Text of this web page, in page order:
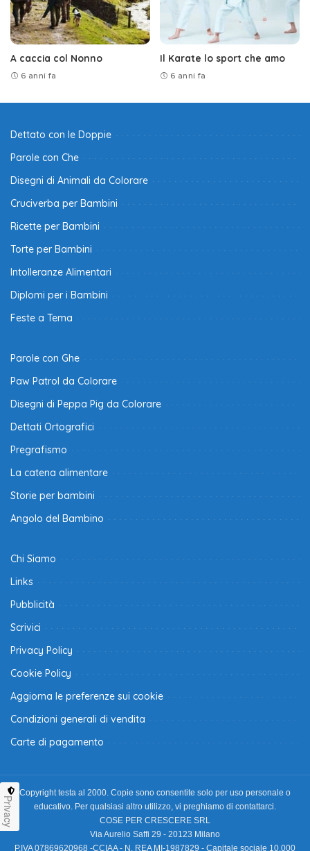
A caccia col Nonno
6 anni fa
Il Karate lo sport che amo
6 anni fa
Dettato con le Doppie
Parole con Che
Disegni di Animali da Colorare
Cruciverba per Bambini
Ricette per Bambini
Torte per Bambini
Intolleranze Alimentari
Diplomi per i Bambini
Feste a Tema
Parole con Ghe
Paw Patrol da Colorare
Disegni di Peppa Pig da Colorare
Dettati Ortografici
Pregrafismo
La catena alimentare
Storie per bambini
Angolo del Bambino
Chi Siamo
Links
Pubblicità
Scrivici
Privacy Policy
Cookie Policy
Aggiorna le preferenze sui cookie
Condizioni generali di vendita
Carte di pagamento
Copyright testa al 2000. Copie sono consentite solo per uso personale o
educativo. Per qualsiasi altro utilizzo, vi preghiamo di contattarci.
COSE PER CRESCERE SRL
Via Aurelio Saffi 29 - 20123 Milano
P.IVA 07869620968 -CCIAA - N. REA MI-1987829 - Capitale sociale 10.000
Privacy